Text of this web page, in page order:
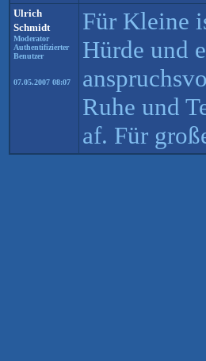
Ulrich
Schmidt
Moderator
Authentifizierter
Benutzer
07.05.2007 08:07
Für Kleine
Hürde und
Ruhe und
af. Für